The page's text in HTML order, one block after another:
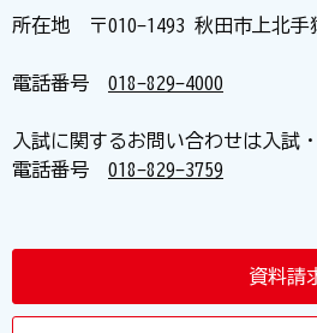
所在地 〒010-1493 秋田市上北手
電話番号 018-829-4000
入試に関するお問い合わせは入試
電話番号 018-829-3759
資料請